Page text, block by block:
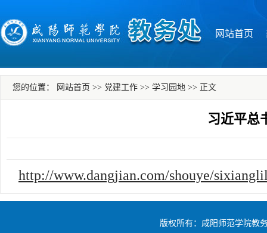
网站首页
您的位置： 网站首页 >> 党建工作 >> 学习园地 >> 正文
习近平总
http://www.dangjian.com/shouye/
版权所有：咸阳师范学院教